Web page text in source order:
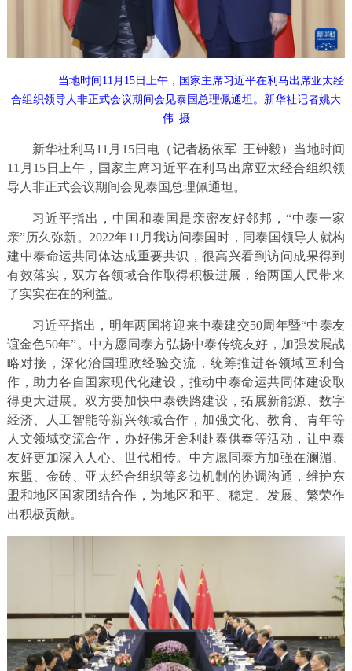
当地时间11月15日上午，国家主席习近平在利马出席亚太经
合组织领导人非正式会议期间会见泰国总理佩通坦。新华社记者姚大
伟 摄
新华社利马11月15日电（记者杨依军 王钟毅）当地时间
11月15日上午，国家主席习近平在利马出席亚太经合组织领
导人非正式会议期间会见泰国总理佩通坦。
习近平指出，中国和泰国是亲密友好邻邦，“中泰一家
亲”历久弥新。2022年11月我访问泰国时，同泰国领导人就构
建中泰命运共同体达成重要共识，很高兴看到访问成果得到
有效落实，双方各领域合作取得积极进展，给两国人民带来
了实实在在的利益。
习近平指出，明年两国将迎来中泰建交50周年暨“中泰友
谊金色50年”。中方愿同泰方弘扬中泰传统友好，加强发展战
略对接，深化治国理政经验交流，统筹推进各领域互利合
作，助力各自国家现代化建设，推动中泰命运共同体建设取
得更大进展。双方要加快中泰铁路建设，拓展新能源、数字
经济、人工智能等新兴领域合作，加强文化、教育、青年等
人文领域交流合作，办好佛牙舍利赴泰供奉等活动，让中泰
友好更加深入人心、世代相传。中方愿同泰方加强在澜湄、
东盟、金砖、亚太经合组织等多边机制的协调沟通，维护东
盟和地区国家团结合作，为地区和平、稳定、发展、繁荣作
出积极贡献。